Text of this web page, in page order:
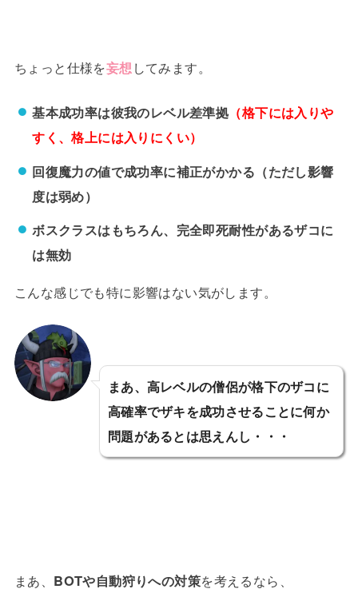
ちょっと仕様を妄想してみます。
基本成功率は彼我のレベル差準拠 （格下には入りや
すく、格上には入りにくい）
回復魔力の値で成功率に補正がかかる（ただし影響
度は弱め）
ボスクラスはもちろん、完全即死耐性があるザコに
は無効
こんな感じでも特に影響はない気がします。
まあ、高レベルの僧侶が格下のザコに
高確率でザキを成功させることに何か
問題があるとは思えんし・・・
まあ、 BOTや自動狩りへの対策を考えるなら、